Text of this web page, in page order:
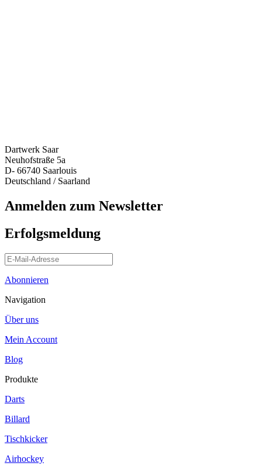
Dartwerk Saar
Neuhofstraße 5a
D- 66740 Saarlouis
Deutschland / Saarland
Anmelden zum Newsletter
Erfolgsmeldung
Abonnieren
Navigation
Über uns
Mein Account
Blog
Produkte
Darts
Billard
Tischkicker
Airhockey